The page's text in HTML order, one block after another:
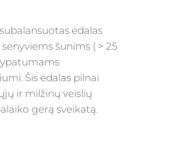
ėdalas
šunims ( > 25
Šis ėdalas pilnai
ir milžinų veislių
gerą sveikatą.